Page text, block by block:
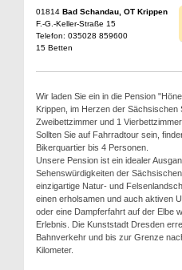
01814 Bad Schandau, OT Krippen
F.-G.-Keller-Straße 15
Telefon: 035028 859600
15 Betten
Wir laden Sie ein in die Pension
Krippen, im Herzen der Sächsischen
Zweibettzimmer und 1
Sollten Sie auf Fahrradtour sein,
Bikerquartier bis 4 Personen.
Unsere Pension ist ein idealer
Sehenswürdigkeiten der
einzigartige Natur- und
einen erholsamen und auch aktiven
oder eine Dampferfahrt auf der Elbe
Erlebnis. Die Kunststadt Dresden
Bahnverkehr und bis zur Grenze
Kilometer.